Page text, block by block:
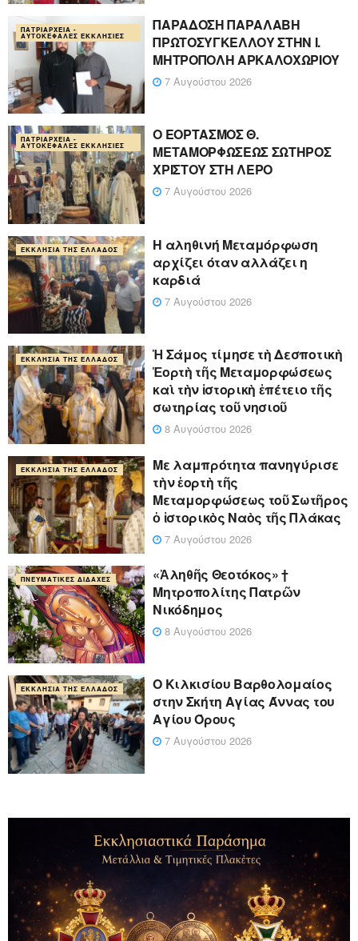
ΠΑΤΡΙΑΡΧΕΊΑ -
ΑΥΤΟΚΈΦΑΛΕΣ ΕΚΚΛΗΣΊΕΣ
ΠΑΡΑΔΟΣΗ ΠΑΡΑΛΑΒΗ
ΠΡΩΤΟΣΥΓΚΕΛΛΟΥ ΣΤΗΝ Ι.
ΜΗΤΡΟΠΟΛΗ ΑΡΚΑΛΟΧΩΡΙΟΥ
7 Αυγούστου 2026
ΠΑΤΡΙΑΡΧΕΊΑ -
ΑΥΤΟΚΈΦΑΛΕΣ ΕΚΚΛΗΣΊΕΣ
Ο ΕΟΡΤΑΣΜΟΣ Θ.
ΜΕΤΑΜΟΡΦΩΣΕΩΣ ΣΩΤΗΡΟΣ
ΧΡΙΣΤΟΥ ΣΤΗ ΛΕΡΟ
7 Αυγούστου 2026
ΕΚΚΛΗΣΊΑ ΤΗΣ ΕΛΛΆΔΟΣ
Η αληθινή Μεταμόρφωση
αρχίζει όταν αλλάζει η
καρδιά
7 Αυγούστου 2026
ΕΚΚΛΗΣΊΑ ΤΗΣ ΕΛΛΆΔΟΣ
Ἡ Σάμος τίμησε τὴ Δεσποτικὴ
Ἑορτὴ τῆς Μεταμορφώσεως
καὶ τὴν ἱστορικὴ ἐπέτειο τῆς
σωτηρίας τοῦ νησιοῦ
8 Αυγούστου 2026
ΕΚΚΛΗΣΊΑ ΤΗΣ ΕΛΛΆΔΟΣ
Με λαμπρότητα πανηγύρισε
τὴν ἑορτὴ τῆς
Μεταμορφώσεως τοῦ Σωτῆρος
ὁ ἱστορικὸς Ναὸς τῆς Πλάκας
7 Αυγούστου 2026
ΠΝΕΥΜΑΤΙΚΈΣ ΔΙΔΑΧΈΣ
«Ἀληθῆς Θεοτόκος» †
Μητροπολίτης Πατρῶν
Νικόδημος
8 Αυγούστου 2026
ΕΚΚΛΗΣΊΑ ΤΗΣ ΕΛΛΆΔΟΣ
Ο Κιλκισίου Βαρθολομαίος
στην Σκήτη Αγίας Άννας του
Αγίου Όρους
7 Αυγούστου 2026